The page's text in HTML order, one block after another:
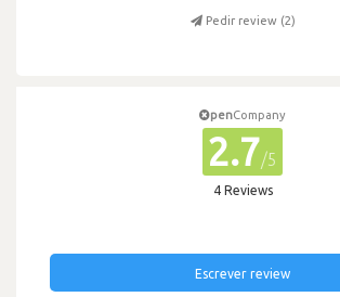
Pedir review (2)
penCompany
2.7/5
4 Reviews
Escrever review